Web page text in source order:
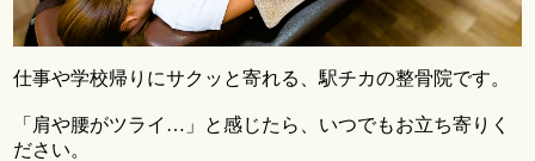
仕事や学校帰りにサクッと寄れる、駅チカの整骨院です。
「肩や腰がツライ…」と感じたら、いつでもお立ち寄りく
ださい。